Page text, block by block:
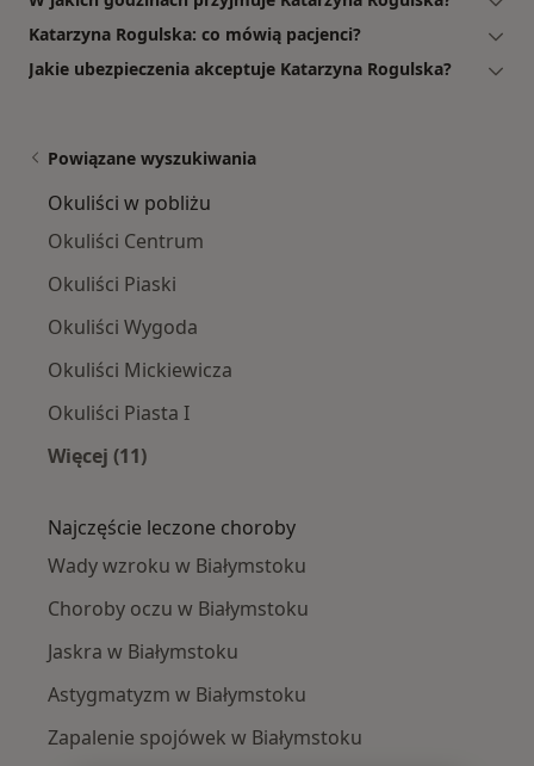
Katarzyna Rogulska: co mówią pacjenci?
Jakie ubezpieczenia akceptuje Katarzyna Rogulska?
Powiązane wyszukiwania
Okuliści w pobliżu
Okuliści Centrum
Okuliści Piaski
Okuliści Wygoda
Okuliści Mickiewicza
Okuliści Piasta I
Więcej (11)
Najczęście leczone choroby
Wady wzroku w Białymstoku
Choroby oczu w Białymstoku
Jaskra w Białymstoku
Astygmatyzm w Białymstoku
Zapalenie spojówek w Białymstoku